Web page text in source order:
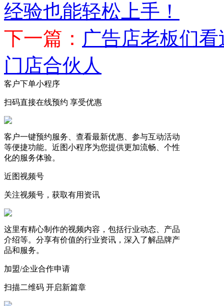
经验也能轻松上手！​
下一篇： 广告店老板们
门店合伙人
客户下单小程序
扫码直接在线预约 享受优惠
客户一键预约服务、查看最新优惠、参与互动活动
等便捷功能。近图小程序为您提供更加流畅、个性
化的服务体验。
近图视频号
关注视频号，获取有用资讯
这里有精心制作的视频内容，包括行业动态、产品
介绍等。分享有价值的行业资讯，深入了解品牌产
品和服务。
加盟/企业合作申请
扫描二维码 开启新篇章